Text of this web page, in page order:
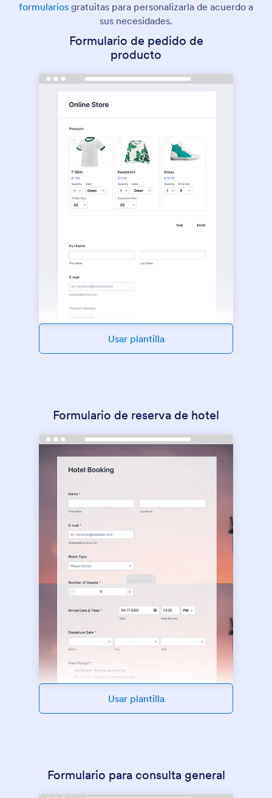
formularios gratuitas para personalizarla de acuerdo a
sus necesidades.
Formulario de pedido de
producto
Usar plantilla
Formulario de reserva de hotel
Usar plantilla
Formulario para consulta general